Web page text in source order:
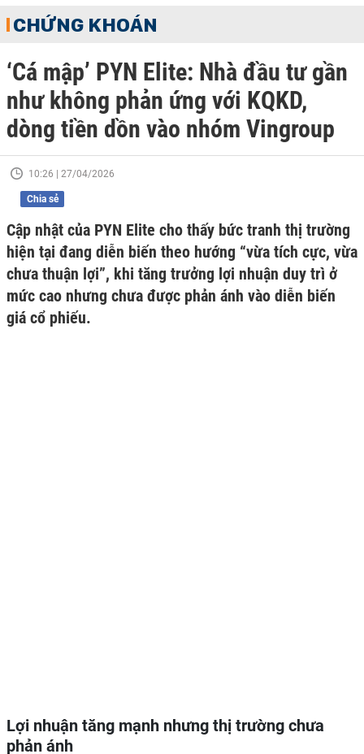
CHỨNG KHOÁN
‘Cá mập’ PYN Elite: Nhà đầu tư gần
như không phản ứng với KQKD,
dòng tiền dồn vào nhóm Vingroup
10:26 | 27/04/2026
Chia sẻ
Cập nhật của PYN Elite cho thấy bức tranh thị trường
hiện tại đang diễn biến theo hướng “vừa tích cực, vừa
chưa thuận lợi”, khi tăng trưởng lợi nhuận duy trì ở
mức cao nhưng chưa được phản ánh vào diễn biến
giá cổ phiếu.
Lợi nhuận tăng mạnh nhưng thị trường chưa
phản ánh